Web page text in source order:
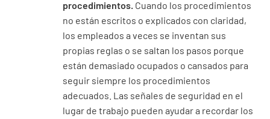
procedimientos. Cuando los procedimientos
no están escritos o explicados con claridad,
los empleados a veces se inventan sus
propias reglas o se saltan los pasos porque
están demasiado ocupados o cansados para
seguir siempre los procedimientos
adecuados. Las señales de seguridad en el
lugar de trabajo pueden ayudar a recordar los